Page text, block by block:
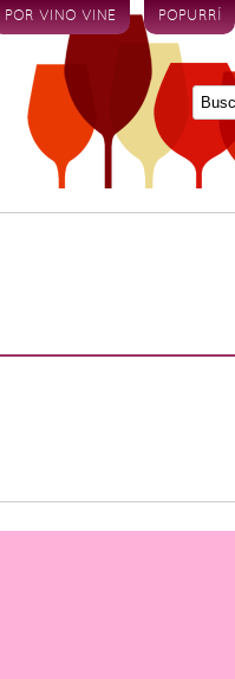
POR VINO VINE POPURRÍ